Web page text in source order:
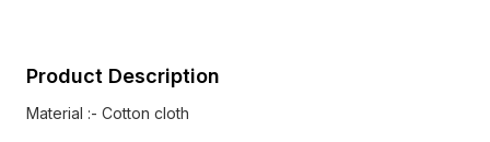
Product Description
Material :- Cotton cloth